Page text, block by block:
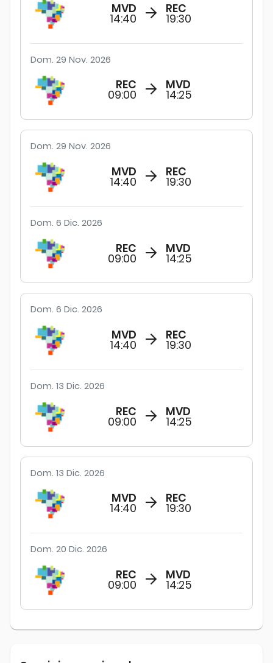
MVD
14:40
REC
19:30
Dom. 29 Nov. 2026
REC
09:00
MVD
14:25
Dom. 29 Nov. 2026
MVD
14:40
REC
19:30
Dom. 6 Dic. 2026
REC
09:00
MVD
14:25
Dom. 6 Dic. 2026
MVD
14:40
REC
19:30
Dom. 13 Dic. 2026
REC
09:00
MVD
14:25
Dom. 13 Dic. 2026
MVD
14:40
REC
19:30
Dom. 20 Dic. 2026
REC
09:00
MVD
14:25